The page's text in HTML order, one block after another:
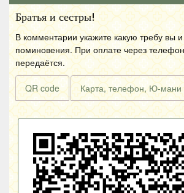
Братья и сестры!
В комментарии укажите какую требу вы
поминовения. При оплате через
передаётся.
QR code Карта, телефон, Ю-мани